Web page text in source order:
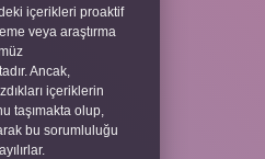
içerikleri proaktif
veya araştırma
Ancak,
içeriklerin
taşımakta olup,
bu sorumluluğu